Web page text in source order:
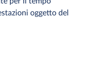
oggetto del